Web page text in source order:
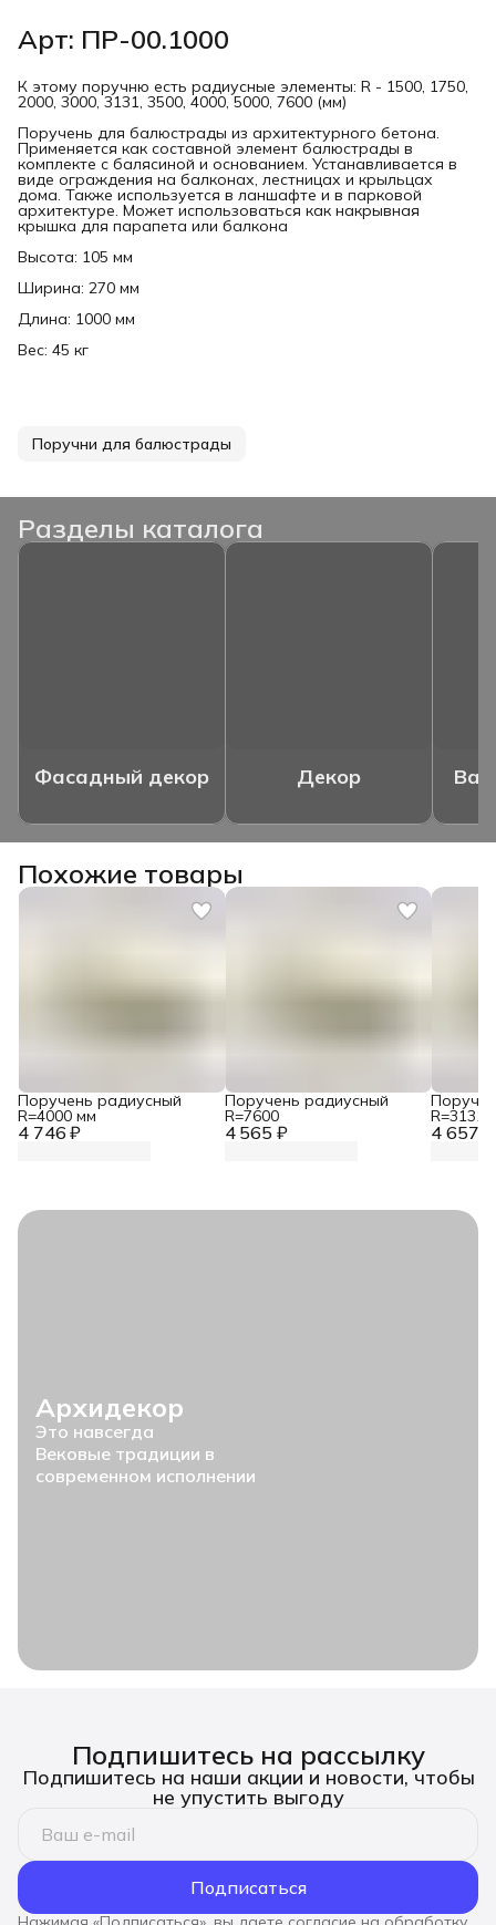
Арт: ПР-00.1000
К этому поручню есть радиусные элементы: R - 1500, 1750,
2000, 3000, 3131, 3500, 4000, 5000, 7600 (мм)
Поручень для балюстрады из архитектурного бетона.
Применяется как составной элемент балюстрады в
комплекте с балясиной и основанием. Устанавливается в
виде ограждения на балконах, лестницах и крыльцах
дома. Также используется в ланшафте и в парковой
архитектуре. Может использоваться как накрывная
крышка для парапета или балкона
Высота: 105 мм
Ширина: 270 мм
Длина: 1000 мм
Вес: 45 кг
Поручни для балюстрады
Разделы каталога
Фасадный декор Декор
Похожие товары
4 746 ₽
Поручень радиусный
R=4000 мм
4 565 ₽
Поручень радиусный
R=7600
4 657 ₽
R=3131
Архидекор
Это навсегда
Вековые традиции в
современном исполнении
Подпишитесь на рассылку
Подпишитесь на наши акции и новости, чтобы
не упустить выгоду
Подписаться